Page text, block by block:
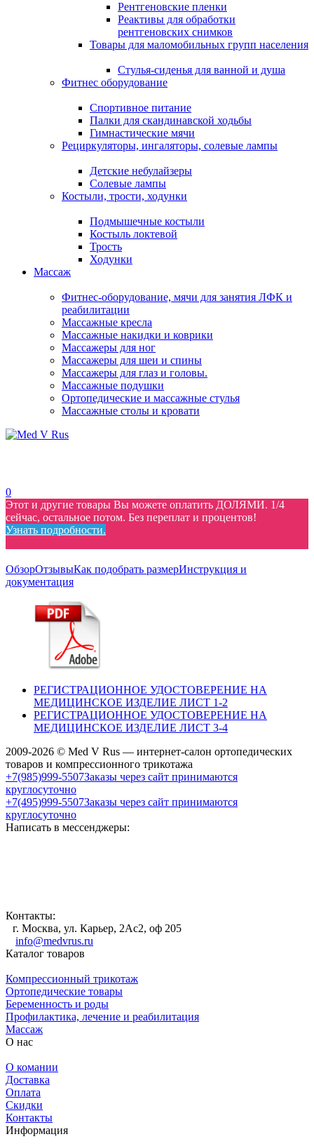
Рентгеновские пленки
Реактивы для обработки
рентгеновских снимков
Товары для маломобильных групп населения
Стулья-сиденья для ванной и душа
Фитнес оборудование
Спортивное питание
Палки для скандинавской ходьбы
Гимнастические мячи
Рециркуляторы, ингаляторы, солевые лампы
Детские небулайзеры
Солевые лампы
Костыли, трости, ходунки
Подмышечные костыли
Костыль локтевой
Трость
Ходунки
Массаж
Фитнес-оборудование, мячи для занятия ЛФК и
реабилитации
Массажные кресла
Массажные накидки и коврики
Массажеры для ног
Массажеры для шеи и спины
Массажеры для глаз и головы.
Массажные подушки
Ортопедические и массажные стулья
Массажные столы и кровати
0
Этот и другие товары Вы можете оплатить ДОЛЯМИ. 1/4
сейчас, остальное потом. Без переплат и процентов!
Узнать подробности.
ОбзорОтзывыКак подобрать размерИнструкция и
документация
РЕГИСТРАЦИОННОЕ УДОСТОВЕРЕНИЕ НА
МЕДИЦИНСКОЕ ИЗДЕЛИЕ ЛИСТ 1-2
РЕГИСТРАЦИОННОЕ УДОСТОВЕРЕНИЕ НА
МЕДИЦИНСКОЕ ИЗДЕЛИЕ ЛИСТ 3-4
2009-2026 © Med V Rus — интернет-салон ортопедических
товаров и компрессионного трикотажа
+7(985)999-5507Заказы через сайт принимаются
круглосуточно
+7(495)999-5507Заказы через сайт принимаются
круглосуточно
Написать в мессенджеры:
Контакты:
г. Москва, ул. Карьер, 2Ас2, оф 205
info@medvrus.ru
Каталог товаров
Компрессионный трикотаж
Ортопедические товары
Беременность и роды
Профилактика, лечение и реабилитация
Массаж
О нас
О комании
Доставка
Оплата
Скидки
Контакты
Информация